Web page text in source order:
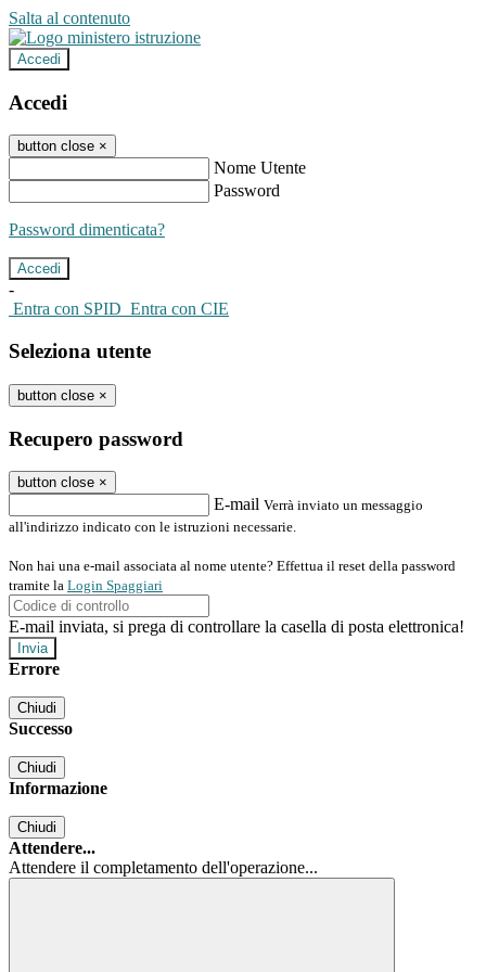
Salta al contenuto
Accedi
Accedi
button close ×
Nome Utente
Password
Password dimenticata?
-
Entra con SPID Entra con CIE
Seleziona utente
button close ×
Recupero password
button close ×
E-mail Verrà inviato un messaggio
all'indirizzo indicato con le istruzioni necessarie.
Non hai una e-mail associata al nome utente? Effettua il reset della password
tramite la Login Spaggiari
E-mail inviata, si prega di controllare la casella di posta elettronica!
Errore
Chiudi
Successo
Chiudi
Informazione
Chiudi
Attendere...
Attendere il completamento dell'operazione...